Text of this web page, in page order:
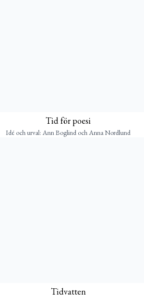
Tid för poesi
Idé och urval: Ann Boglind och Anna Nordlund
Tidvatten